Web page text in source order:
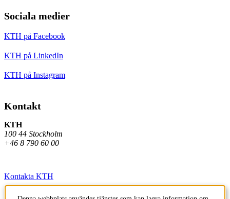
Sociala medier
KTH på Facebook
KTH på LinkedIn
KTH på Instagram
Kontakt
KTH
100 44 Stockholm
+46 8 790 60 00
Kontakta KTH
Jobba på KTH